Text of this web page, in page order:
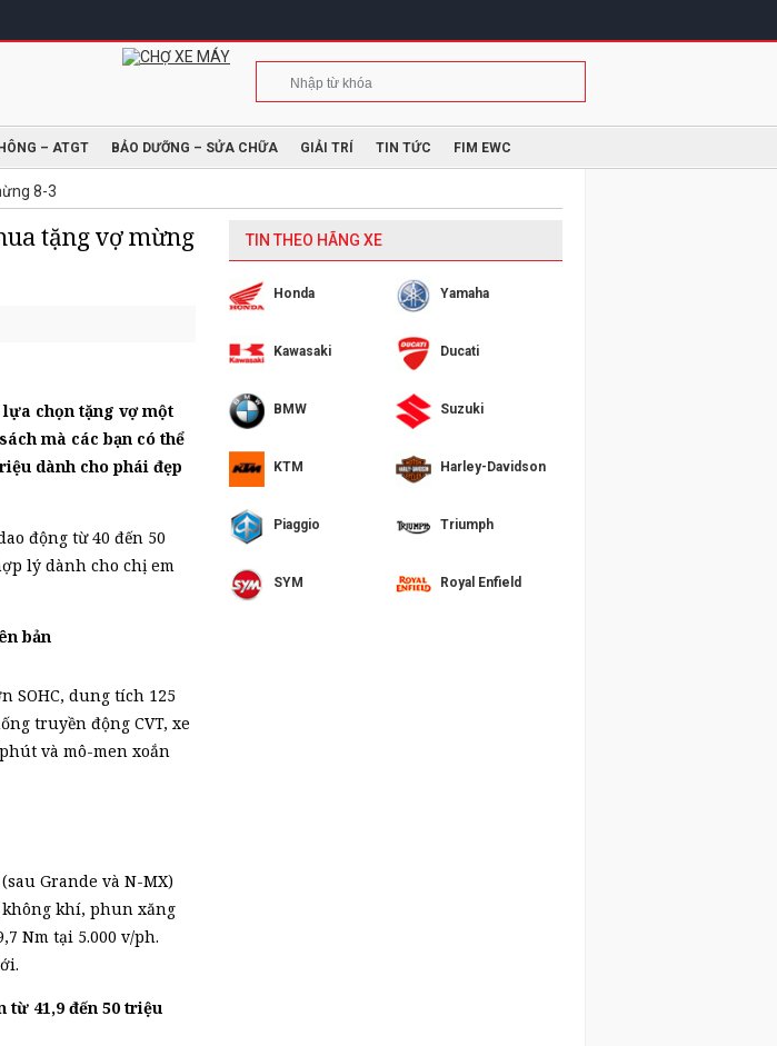
– ATGT BẢO DƯỠNG – SỬA CHỮA GIẢI TRÍ TIN TỨC FIM EWC
8-3
tặng vợ mừng
lựa chọn tặng vợ một
mà các bạn có thể
dành cho phái đẹp
động từ 40 đến 50
lý dành cho chị em
bản
SOHC, dung tích 125
truyền động CVT, xe
và mô-men xoắn
Grande và N-MX)
không khí, phun xăng
Nm tại 5.000 v/ph.
từ 41,9 đến 50 triệu
TIN THEO HÃNG XE
Honda Yamaha
Kawasaki Ducati
BMW Suzuki
KTM Harley-Davidson
Piaggio Triumph
SYM Royal Enfield